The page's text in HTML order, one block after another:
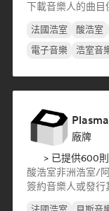
下載音樂人的曲目
法國浩室 酸浩室
電子音樂
浩室音
廠牌
> 已提供600
酸浩室非洲浩室/
簽約音樂人或發行